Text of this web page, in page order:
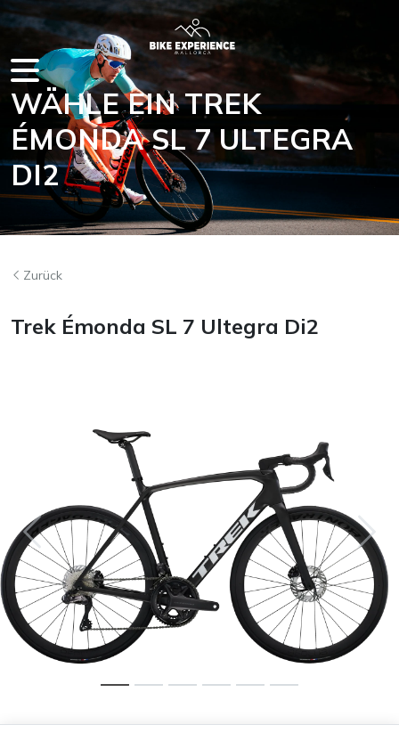
WÄHLE EIN TREK
ÉMONDA SL 7 ULTEGRA
DI2AUF MALLORCA
Zurück
Trek Émonda SL 7 Ultegra Di2